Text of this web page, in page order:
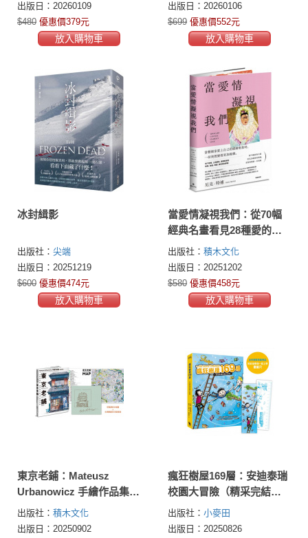
出版日：20260109
$480 優惠價379元
放入購物車
出版日：20260106
$699 優惠價552元
放入購物車
冰封緝影
出版社： 尖端
出版日：20251219
$600 優惠價474元
放入購物車
當愛情凝視我們：從70幅
經典名畫看見28種愛的模
樣，愛情與藝術一次領略
出版社： 積木文化
出版日：20251202
$580 優惠價458元
放入購物車
東京老鋪：Mateusz
Urbanowicz 手繪作品集
(暢銷紀念版)【特製書衣地
圖x台灣獨家印簽扉頁】
出版社： 積木文化
出版日：20250902
瘋狂樹屋169層：安迪泰瑞
校園大冒險（精采完結
篇．附：全球獨家贈品）
出版社： 小麥田
出版日：20250826